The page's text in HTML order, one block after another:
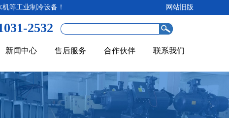
等工业制冷设备！ 网站旧版
2532
新闻中心 售后服务 合作伙伴 联系我们